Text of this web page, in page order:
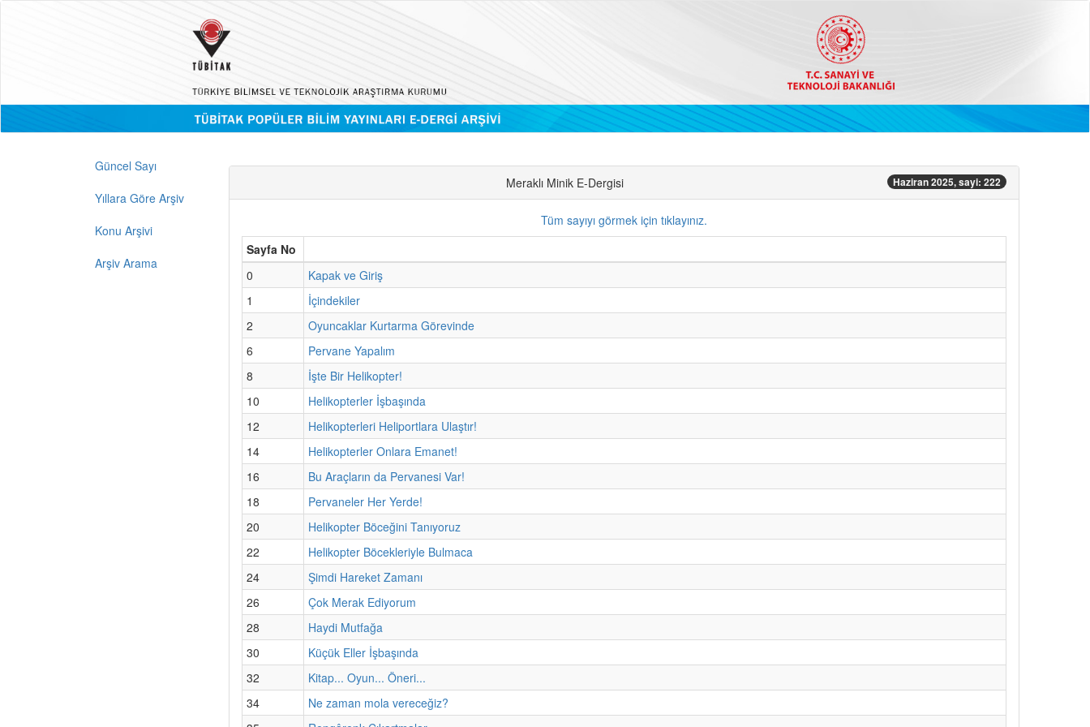
Güncel Sayı
Yıllara Göre Arşiv
Konu Arşivi
Arşiv Arama
Meraklı Minik E-Dergisi Haziran 2025, sayi: 222
Tüm sayıyı görmek için tıklayınız.
Sayfa No
0
Kapak ve Giriş
1
İçindekiler
2
Oyuncaklar Kurtarma Görevinde
6
Pervane Yapalım
8
İşte Bir Helikopter!
10
Helikopterler İşbaşında
12
Helikopterleri Heliportlara Ulaştır!
14
Helikopterler Onlara Emanet!
16
Bu Araçların da Pervanesi Var!
18
Pervaneler Her Yerde!
20
Helikopter Böceğini Tanıyoruz
22
Helikopter Böcekleriyle Bulmaca
24
Şimdi Hareket Zamanı
26
Çok Merak Ediyorum
28
Haydi Mutfağa
30
Küçük Eller İşbaşında
32
Kitap... Oyun... Öneri...
34
Ne zaman mola vereceğiz?